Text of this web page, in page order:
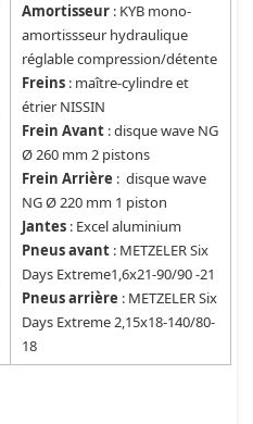
Amortisseur : KYB mono-
amortissseur hydraulique
réglable compression/détente
Freins : maître-cylindre et
étrier NISSIN
Frein Avant : disque wave NG
Ø 260 mm 2 pistons
Frein Arrière : disque wave
NG Ø 220 mm 1 piston
Jantes : Excel aluminium
Pneus avant : METZELER Six
Days Extreme1,6x21-90/90 -21
Pneus arrière : METZELER Six
Days Extreme 2,15x18-140/80-
18